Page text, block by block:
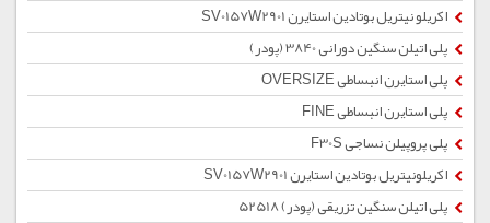
اکریلو نیتریل بوتادین استایرن SV0157W2901
پلی اتیلن سنگین دورانی 3840 (پودر)
پلی استایرن انبساطی OVERSIZE
پلی استایرن انبساطی FINE
پلی پروپیلن نساجی F30S
اکریلونیتریل بوتادین استایرن SV0157W2901
پلی اتیلن سنگین تزریقی (پودر) 52518